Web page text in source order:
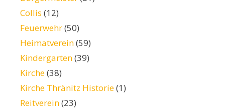
Collis (12)
Feuerwehr(50)
Heimatverein(59)
Kindergarten(39)
Kirche(38)
Kirche Thränitz Historie(1)
Reitverein(23)